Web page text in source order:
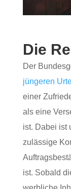
Die
Der
jüngeren
einer
als eine
ist. Dabei ist
zulässige
ist. Sobald